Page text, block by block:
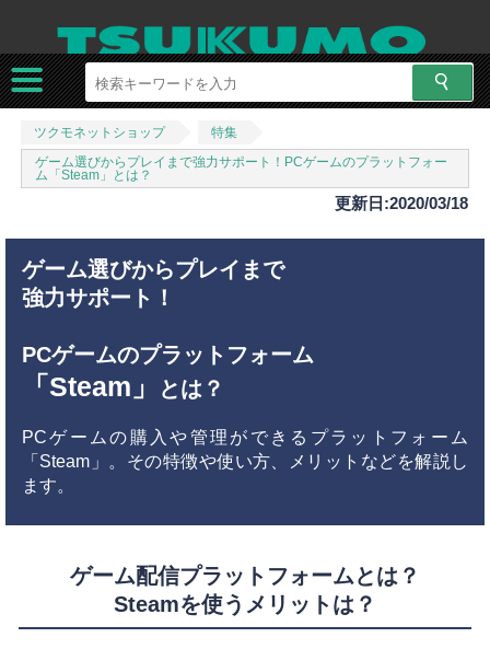
ツクモネットショップ
特集
ゲーム選びからプレイまで強力サポート！PCゲームのプラットフォー
ム「Steam」とは？
更新日:2020/03/18
ゲーム選びからプレイまで
強力サポート！
PCゲームのプラットフォーム
「Steam」 とは？
PCゲームの購入や管理ができるプラットフォーム
「Steam」。その特徴や使い方、メリットなどを解説し
ます。
ゲーム配信プラットフォームとは？
Steamを使うメリットは？